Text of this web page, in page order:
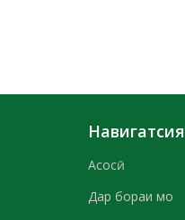
Навигатсия
Асосӣ
Дар бораи мо